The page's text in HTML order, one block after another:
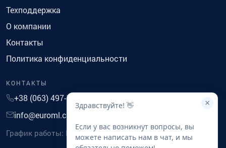
Техподдержка
О компании
Контакты
Политика конфиденциальности
КОНТАКТЫ
+38 (063) 497-14-41
info@euroml.com.ua
График работы: Понедельник-Пятница с 9 до 18
Здравствуйте! 👋
Если у вас возникнут вопросы, вы
можете написать нам в чат, и мы
×